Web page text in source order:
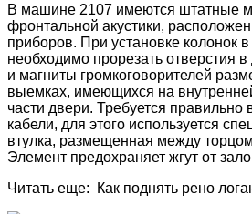
В машине 2107 имеются штатные
фронтальной акустики,
приборов. При установке колонок
необходимо прорезать отверстия
и магниты громкоговорителей
выемках, имеющихся на
части двери. Требуется правильно
кабели, для этого используется
втулка, размещенная между
Элемент предохраняет жгут от
Читать еще: Как поднять рено